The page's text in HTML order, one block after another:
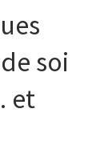
soi
et